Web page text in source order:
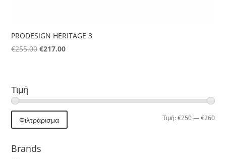
PRODESIGN HERITAGE 3
€255.00Original
€217.00Η
Τιμή
Φιλτράρισμα Τιμή:€250—€260
Brands